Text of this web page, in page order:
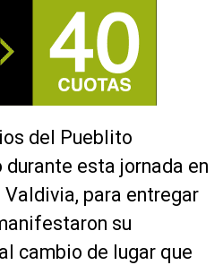
del Pueblito
esta jornada en
para entregar
su
cambio de lugar que